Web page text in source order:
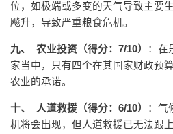
位，如极端或多变的天气导致主要
飚升，导致严重粮食危机。
九、 农业投资（得分： 7/10）
：在
家当中，只有四个在其国家财政预
农业的承诺。
十、 人道救援（得分： 6/10）
：气
机将会出现，但人道救援已无法跟